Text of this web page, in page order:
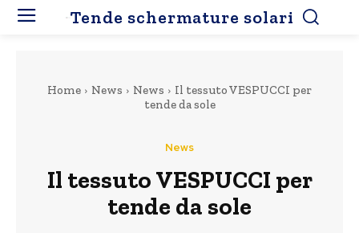
Tende schermature solari
Home News News
Il tessuto VESPUCCI per
tende da sole
News
Il tessuto VESPUCCI per
tende da sole